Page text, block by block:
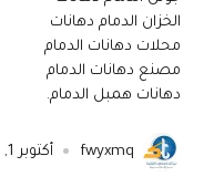
الخزان الدمام دهانات
محلات دهانات الدمام
مصنع دهانات الدمام
دهانات همبل الدمام.
fwyxmq أكتوبر 1, 2021